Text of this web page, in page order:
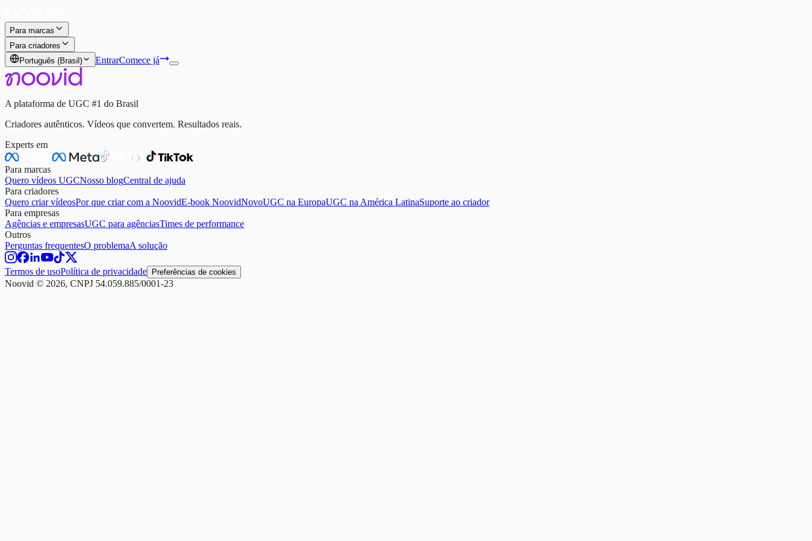
Para marcas
Para criadores
Português (Brasil)
EntrarComece já
A plataforma de UGC #1 do Brasil
Criadores autênticos. Vídeos que convertem. Resultados reais.
Experts em
Para marcas
Quero vídeos UGCNosso blogCentral de ajuda
Para criadores
Quero criar vídeosPor que criar com a NoovidE-book NoovidNovoUGC na EuropaUGC na América LatinaSuporte ao criador
Para empresas
Agências e empresasUGC para agênciasTimes de performance
Outros
Perguntas frequentesO problemaA solução
Termos de usoPolítica de privacidade Preferências de cookies
Noovid © 2026, CNPJ 54.059.885/0001-23